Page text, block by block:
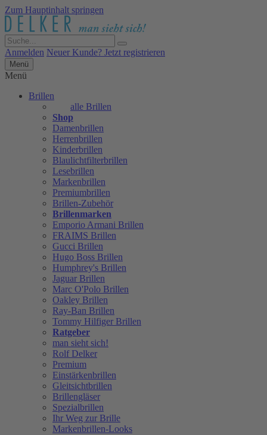
Zum Hauptinhalt springen
Anmelden Neuer Kunde? Jetzt registrieren
Menü
Menü
Brillen
alle Brillen
Shop
Damenbrillen
Herrenbrillen
Kinderbrillen
Blaulichtfilterbrillen
Lesebrillen
Markenbrillen
Premiumbrillen
Brillen-Zubehör
Brillenmarken
Emporio Armani Brillen
FRAIMS Brillen
Gucci Brillen
Hugo Boss Brillen
Humphrey's Brillen
Jaguar Brillen
Marc O'Polo Brillen
Oakley Brillen
Ray-Ban Brillen
Tommy Hilfiger Brillen
Ratgeber
man sieht sich!
Rolf Delker
Premium
Einstärkenbrillen
Gleitsichtbrillen
Brillengläser
Spezialbrillen
Ihr Weg zur Brille
Markenbrillen-Looks